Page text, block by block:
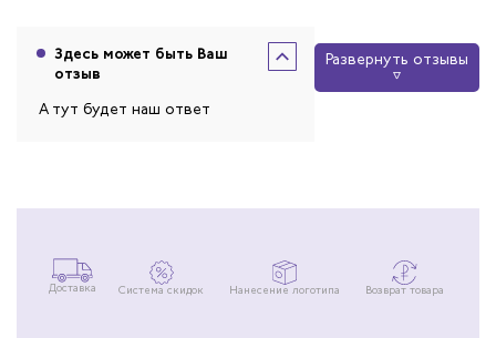
Здесь может быть Ваш
отзыв
А тут будет наш ответ
Развернуть отзывы
Доставка Система скидок Нанесение логотипа Возврат товара